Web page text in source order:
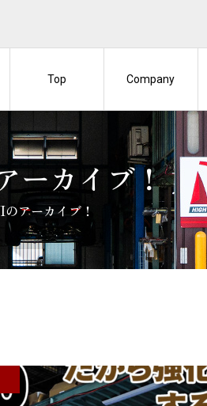
Top Company
ーカイブ！
アーカイブ！